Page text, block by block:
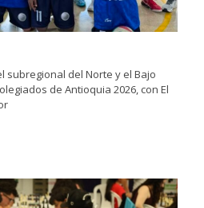
subregional del Norte y el Bajo
de Antioquia 2026, con El